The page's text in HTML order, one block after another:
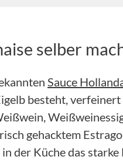
selber
Sauce
besteht,
gehacktem
der Küche das starke